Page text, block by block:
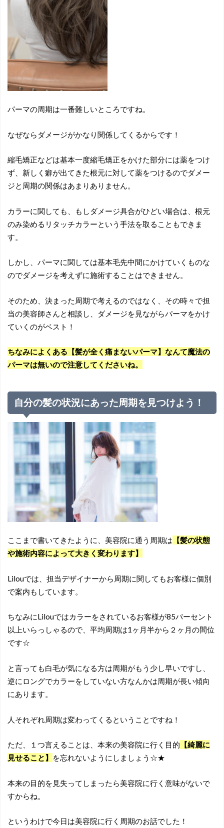
パーマの周期は一番難しいところですね。
なぜならダメージがかなり関係してくるからです！
縮毛矯正などは基本一度縮毛矯正をかけた部分には薬をつけ
ず、新しく癖が出てきた根元に対して薬をつけるのでダメー
ジと周期の関係はあまりありません。
カラーに関しても、もしダメージ具合がひどい場合は、根元
のみ染めるリタッチカラーという手法を取ることもできま
す。
しかし、パーマに関しては基本毛先中間にかけていくものな
のでダメージを考えずに施術することはできません。
そのため、決まった周期で考えるのではなく、その時々で担
当の美容師さんと相談し、ダメージを見ながらパーマをかけ
ていくのがベスト！
ちなみによくある【髪が全く痛まないパーマ】なんて魔法の
パーマは無いので注意してくださいね。
自分の髪の状況にあった周期を見つけよう！
ここまで書いてきたように、美容院に通う周期は 【髪の状態
や施術内容によって大きく変わります】
Lilouでは、担当デザイナーから周期に関してもお客様に個別
で案内もしています。
ちなみにLilouではカラーをされているお客様が85パーセント
以上いらっしゃるので、平均周期は1ヶ月半から２ヶ月の間位
です☆
と言っても白毛が気になる方は周期がもう少し早いですし、
逆にロングでカラーをしていない方なんかは周期が長い傾向
にあります。
人それぞれ周期は変わってくるということですね！
ただ、１つ言えることは、本来の美容院に行く目的 【綺麗に
見せること】
を忘れないようにしましょう☆★
本来の目的を見失ってしまったら美容院に行く意味がないで
すからね。
というわけで今日は美容院に行く周期のお話でした！